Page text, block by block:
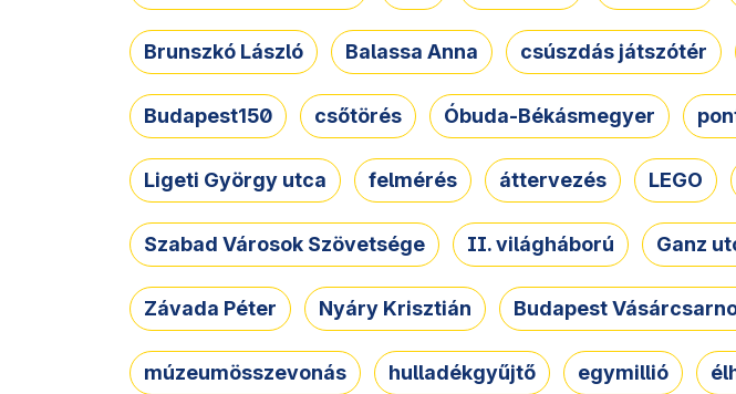
Brunszkó László Balassa Anna csúszdás játszótér
Budapest150 csőtörés Óbuda-Békásmegyer
Ligeti György utca felmérés áttervezés LEGO
Szabad Városok Szövetsége II. világháború Ganz
Závada Péter Nyáry Krisztián Budapest
múzeumösszevonás hulladékgyűjtő egymillió